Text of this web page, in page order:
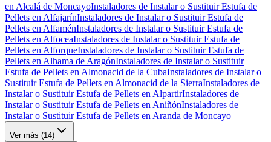
en Alcalá de MoncayoInstaladores de Instalar o Sustituir Estufa de
Pellets en AlfajarínInstaladores de Instalar o Sustituir Estufa de
Pellets en AlfaménInstaladores de Instalar o Sustituir Estufa de
Pellets en AlfoceaInstaladores de Instalar o Sustituir Estufa de
Pellets en AlforqueInstaladores de Instalar o Sustituir Estufa de
Pellets en Alhama de AragónInstaladores de Instalar o Sustituir
Estufa de Pellets en Almonacid de la CubaInstaladores de Instalar o
Sustituir Estufa de Pellets en Almonacid de la SierraInstaladores de
Instalar o Sustituir Estufa de Pellets en AlpartirInstaladores de
Instalar o Sustituir Estufa de Pellets en AniñónInstaladores de
Instalar o Sustituir Estufa de Pellets en Aranda de Moncayo
Ver más (14)